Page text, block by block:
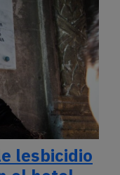
lesbicidio